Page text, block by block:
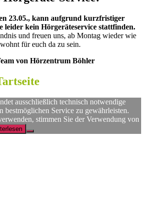
23.05., kann aufgrund kurzfristiger
leider kein Hörgeräteservice stattfinden.
und freuen uns, ab Montag wieder wie
für euch da zu sein.
von Hörzentrum Böhler
ausschließlich technisch notwendige
bestmöglichen Service zu gewährleisten.
stimmen Sie der Verwendung von